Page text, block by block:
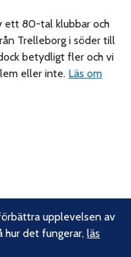
ett 80-tal klubbar och
Trelleborg i söder till
betydligt fler och vi
eller inte. Läs om
upplevelsen av
hur det fungerar,läs